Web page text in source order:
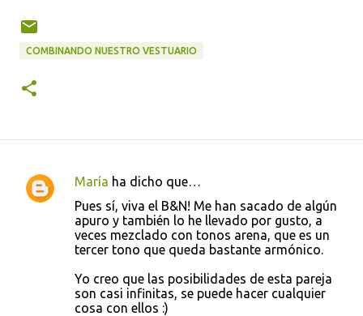
COMBINANDO NUESTRO VESTUARIO
C
María ha dicho que…
Pues sí, viva el B&N! Me han sacado de algún
apuro y también lo he llevado por gusto, a
veces mezclado con tonos arena, que es un
tercer tono que queda bastante armónico.
Yo creo que las posibilidades de esta pareja
son casi infinitas, se puede hacer cualquier
cosa con ellos :)